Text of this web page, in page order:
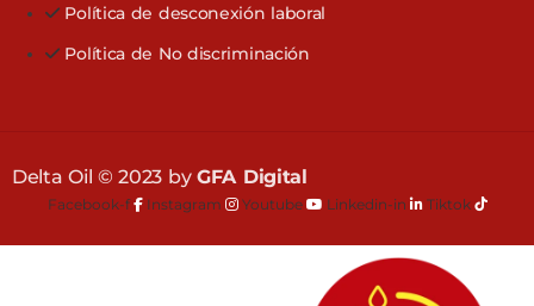
Política de desconexión laboral
Política de No discriminación
Delta Oil © 2023 by GFA Digital
Facebook-f Instagram Youtube Linkedin-in Tiktok